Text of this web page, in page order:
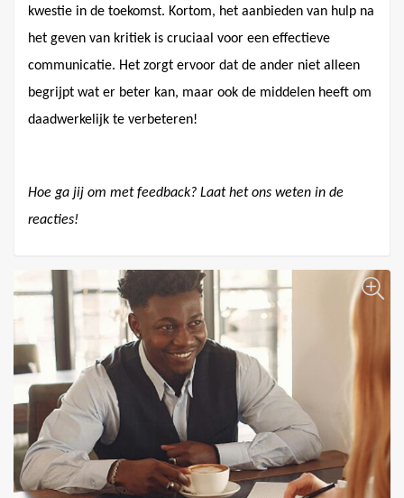
kwestie in de toekomst. Kortom, het aanbieden van hulp na
het geven van kritiek is cruciaal voor een effectieve
communicatie. Het zorgt ervoor dat de ander niet alleen
begrijpt wat er beter kan, maar ook de middelen heeft om
daadwerkelijk te verbeteren!
Hoe ga jij om met feedback? Laat het ons weten in de
reacties!